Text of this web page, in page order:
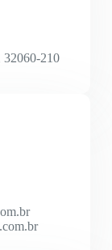
32060-210